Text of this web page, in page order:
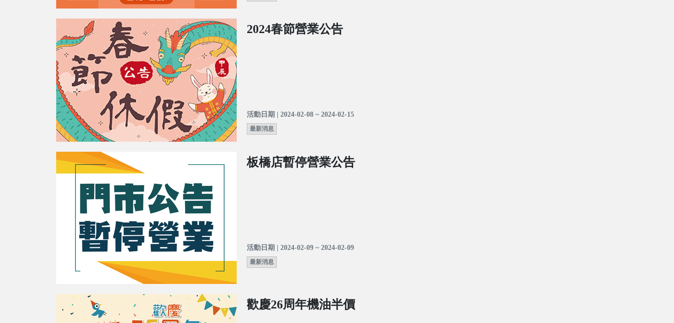
2024春節營業公告
活動日期 | 2024-02-08 ~ 2024-02-15
最新消息
板橋店暫停營業公告
活動日期 | 2024-02-09 ~ 2024-02-09
最新消息
歡慶26周年機油半價